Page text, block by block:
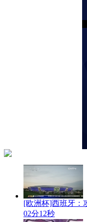
[欧洲杯]西班牙：
02分12秒